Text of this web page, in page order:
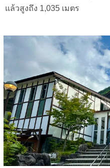
แล้วสูงถึง 1,035 เมตร